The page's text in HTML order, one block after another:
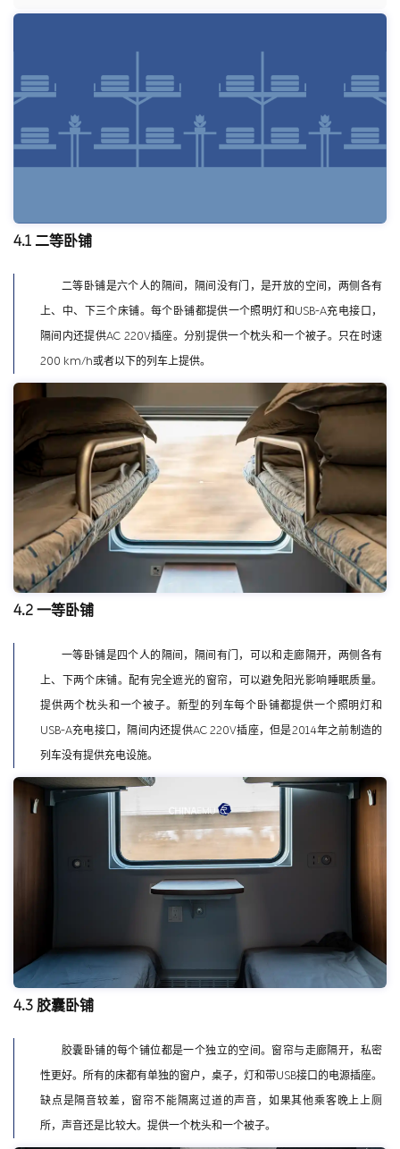
4.1 二等卧铺
二等卧铺是六个人的隔间，隔间没有门，是开放的空间，两侧各有
上、中、下三个床铺。每个卧铺都提供一个照明灯和USB-A充电接口，
隔间内还提供AC 220V插座。分别提供一个枕头和一个被子。只在时速
200 km/h或者以下的列车上提供。
4.2 一等卧铺
一等卧铺是四个人的隔间，隔间有门，可以和走廊隔开，两侧各有
上、下两个床铺。配有完全遮光的窗帘，可以避免阳光影响睡眠质量。
提供两个枕头和一个被子。新型的列车每个卧铺都提供一个照明灯和
USB-A充电接口，隔间内还提供AC 220V插座，但是2014年之前制造的
列车没有提供充电设施。
4.3 胶囊卧铺
胶囊卧铺的每个铺位都是一个独立的空间。窗帘与走廊隔开，私密
性更好。所有的床都有单独的窗户，桌子，灯和带USB接口的电源插座。
缺点是隔音较差，窗帘不能隔离过道的声音，如果其他乘客晚上上厕
所，声音还是比较大。提供一个枕头和一个被子。